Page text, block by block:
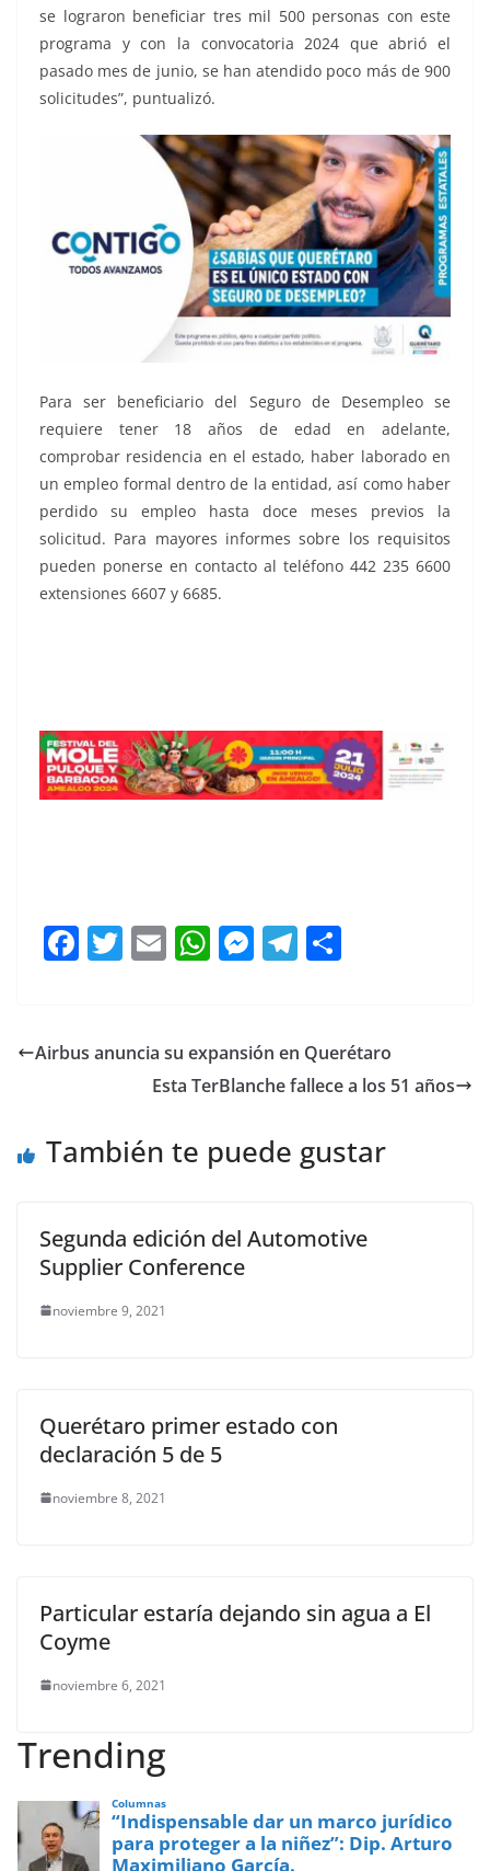
se lograron beneficiar tres mil 500 personas con este
programa y con la convocatoria 2024 que abrió el
pasado mes de junio, se han atendido poco más de 900
solicitudes”, puntualizó.
Para ser beneficiario del Seguro de Desempleo se
requiere tener 18 años de edad en adelante,
comprobar residencia en el estado, haber laborado en
un empleo formal dentro de la entidad, así como haber
perdido su empleo hasta doce meses previos la
solicitud. Para mayores informes sobre los requisitos
pueden ponerse en contacto al teléfono 442 235 6600
extensiones 6607 y 6685.
F
a
e
o
T
w
er
E
m
l
W
h
s
A
p
M
e
e
n
er
T
el
gr
a
p
ar
Airbus anuncia su expansión en Querétaro
Esta TerBlanche fallece a los 51 años
También te puede gustar
Segunda edición del Automotive
Supplier Conference
noviembre 9, 2021
Querétaro primer estado con
declaración 5 de 5
noviembre 8, 2021
Particular estaría dejando sin agua a El
Coyme
noviembre 6, 2021
Trending